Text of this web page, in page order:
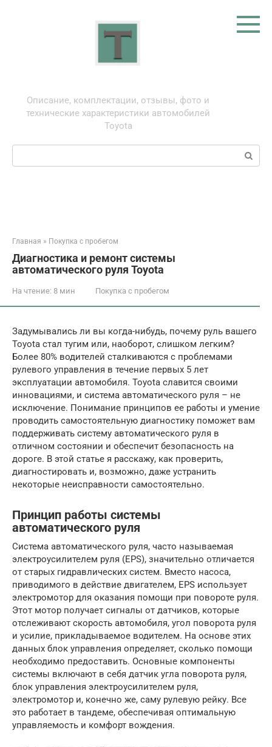
Описание, комплектации, отзывы, фото и
технические характеристики автомобилей
Toyota
Поиск:
Главная » Покупка с пробегом
Диагностика и ремонт системы
автоматического руля Toyota
На чтение: 8 мин Покупка с пробегом
Задумывались ли вы когда-нибудь, почему руль вашего
Toyota стал тугим или, наоборот, слишком легким?
Более 80% водителей сталкиваются с проблемами
рулевого управления в течение первых 5 лет
эксплуатации автомобиля. Toyota славится своими
инновациями, и система автоматического руля – не
исключение. Понимание принципов ее работы и умение
проводить самостоятельную диагностику поможет вам
поддерживать систему автоматического руля в
отличном состоянии и обеспечит безопасность на
дороге. В этой статье я расскажу, как проверить,
диагностировать и, возможно, даже устранить
некоторые неисправности самостоятельно.
Принцип работы системы
автоматического руля
Система автоматического руля, часто называемая
электроусилителем руля (EPS), значительно отличается
от старых гидравлических систем. Вместо насоса,
приводимого в действие двигателем, EPS использует
электромотор для оказания помощи при повороте руля.
Этот мотор получает сигналы от датчиков, которые
отслеживают скорость автомобиля, угол поворота руля
и усилие, прикладываемое водителем. На основе этих
данных блок управления определяет, сколько помощи
необходимо предоставить. Основные компоненты
системы включают в себя датчик угла поворота руля,
блок управления электроусилителем руля,
электромотор и, конечно же, саму рулевую рейку. Все
это работает в тандеме, обеспечивая оптимальную
управляемость и комфорт вождения.